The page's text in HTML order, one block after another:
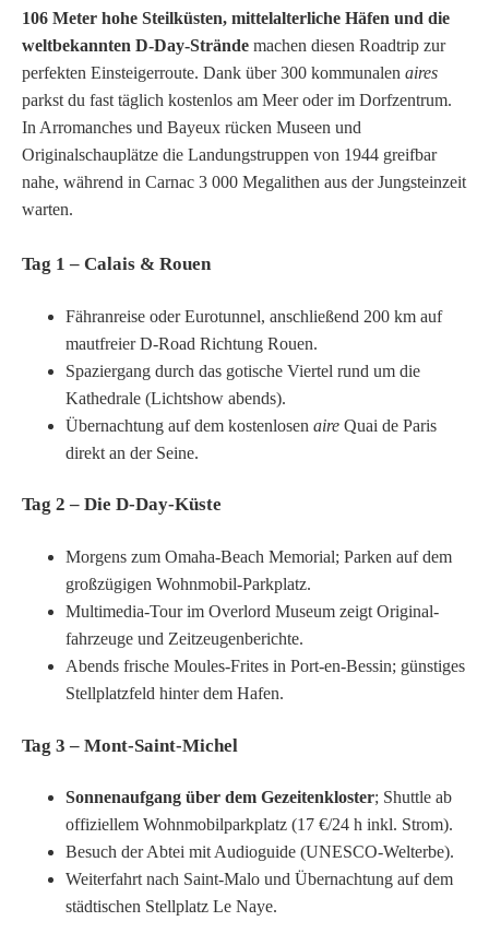
106 Meter hohe Steilküsten, mittelalterliche Häfen und die
weltbekannten D-Day-Strände machen diesen Roadtrip zur
perfekten Einsteiger­route. Dank über 300 kommunalen aires
parkst du fast täglich kostenlos am Meer oder im Dorfzentrum.
In Arromanches und Bayeux rücken Museen und
Originalschauplätze die Landungstruppen von 1944 greifbar
nahe, während in Carnac 3 000 Megalithen aus der Jungsteinzeit
warten.
Tag 1 – Calais & Rouen
Fähranreise oder Eurotunnel, anschließend 200 km auf
mautfreier D-Road Richtung Rouen.
Spaziergang durch das gotische Viertel rund um die
Kathedrale (Lichtshow abends).
Übernachtung auf dem kostenlosen aire Quai de Paris
direkt an der Seine.
Tag 2 – Die D-Day-Küste
Morgens zum Omaha-Beach Memorial; Parken auf dem
großzügigen Wohnmobil-Parkplatz.
Multimedia-Tour im Overlord Museum zeigt Original­
fahrzeuge und Zeitzeugenberichte.
Abends frische Moules-Frites in Port-en-Bessin; günstiges
Stellplatz­feld hinter dem Hafen.
Tag 3 – Mont-Saint-Michel
Sonnenaufgang über dem Gezeitenkloster; Shuttle ab
offiziellem Wohnmobilparkplatz (17 €/24 h inkl. Strom).
Besuch der Abtei mit Audioguide (UNESCO-Welterbe).
Weiterfahrt nach Saint-Malo und Übernachtung auf dem
städtischen Stellplatz Le Naye.